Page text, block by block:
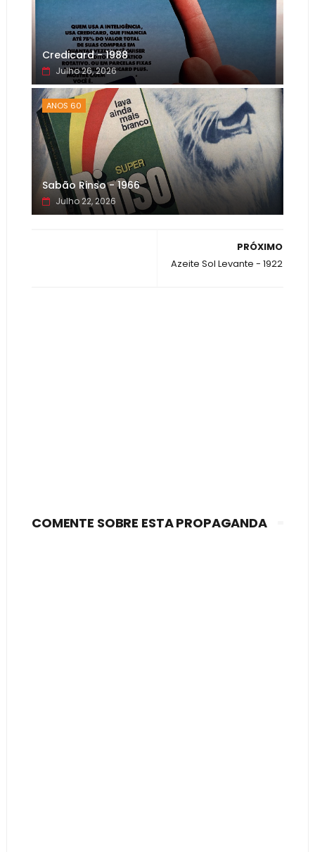
Credicard - 1988
Julho 26, 2026
ANOS 60
Sabão Rinso - 1966
Julho 22, 2026
PRÓXIMO
Azeite Sol Levante - 1922
COMENTE SOBRE ESTA PROPAGANDA